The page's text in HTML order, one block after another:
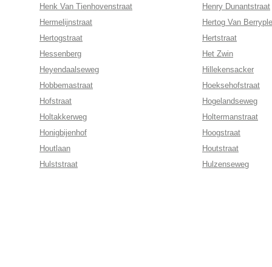
Henk Van Tienhovenstraat
Henry Dunantstraat
Hermelijnstraat
Hertog Van
Hertogstraat
Hertstraat
Hessenberg
Het Zwin
Heyendaalseweg
Hillekensacker
Hobbemastraat
Hoeksehofstraat
Hofstraat
Hogelandseweg
Holtakkerweg
Holtermanstraat
Honigbijenhof
Hoogstraat
Houtlaan
Houtstraat
Hulststraat
Hulzenseweg